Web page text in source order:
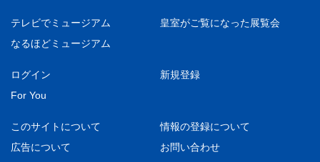
テレビでミュージアム
皇室がご覧になった展覧会
なるほどミュージアム
ログイン
新規登録
For You
このサイトについて
情報の登録について
広告について
お問い合わせ